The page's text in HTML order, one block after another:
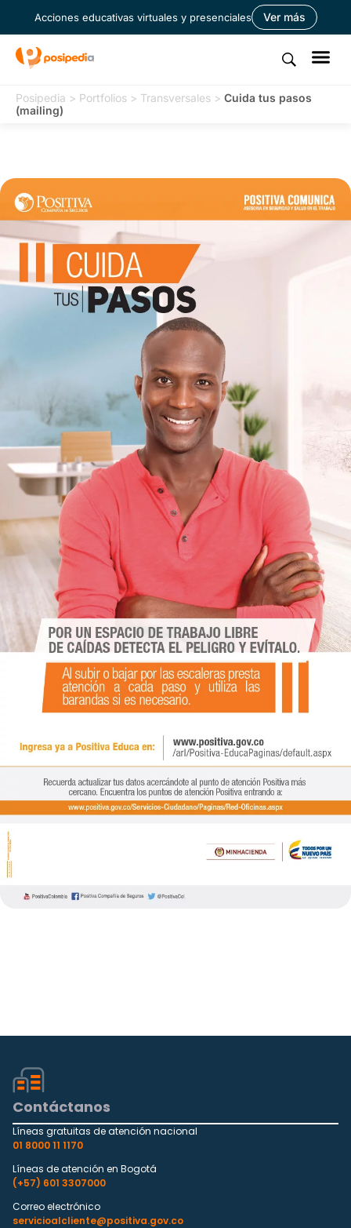
Acciones educativas virtuales y presenciales Ver más
Posipedia > Portfolios > Transversales > Cuida tus pasos
(mailing)
Contáctanos
Líneas gratuitas de atención nacional
01 8000 11 1170
Líneas de atención en Bogotá
(+57) 601 3307000
Correo electrónico
servicioalcliente@positiva.gov.co